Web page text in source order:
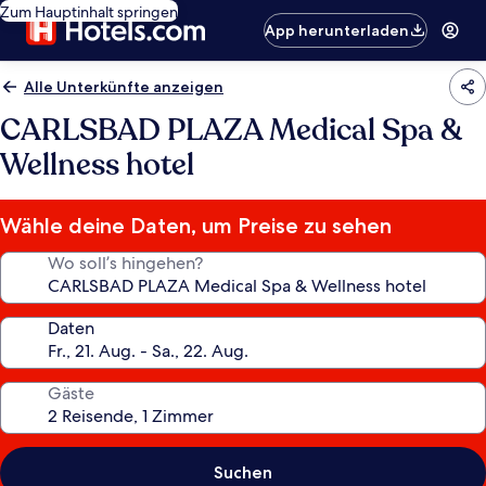
Zum Hauptinhalt springen
App herunterladen
Alle Unterkünfte anzeigen
CARLSBAD PLAZA Medical Spa &
Wellness hotel
Wähle deine Daten, um Preise zu sehen
Wo soll’s hingehen?
Daten
Gäste
Suchen